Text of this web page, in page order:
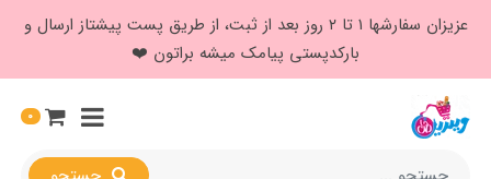
عزیزان سفارشها ۱ تا ۲ روز بعد از ثبت، از طریق پست پیشتاز ارسال و
بارکدپستی پیامک میشه براتون ❤️
0